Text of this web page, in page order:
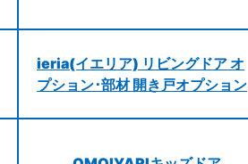
ieria(イエリア) リビングドア オ
プション･部材 開き戸オプション